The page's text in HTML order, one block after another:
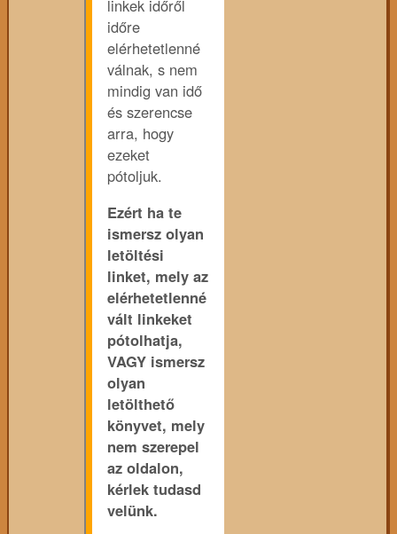
linkek időről
időre
elérhetetlenné
válnak, s nem
mindig van idő
és szerencse
arra, hogy
ezeket
pótoljuk.
Ezért ha te
ismersz olyan
letöltési
linket, mely az
elérhetetlenné
vált linkeket
pótolhatja,
VAGY ismersz
olyan
letölthető
könyvet, mely
nem szerepel
az oldalon,
kérlek tudasd
velünk.